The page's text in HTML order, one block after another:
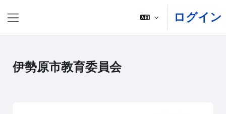
ログイン
伊勢原市教育委員会